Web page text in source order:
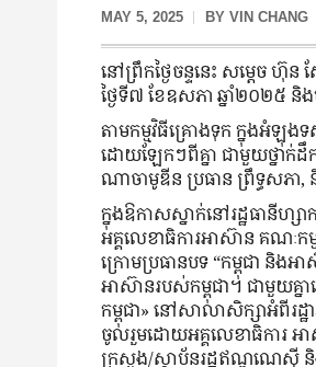
MAY 5, 2025 BY VIN CHANG
នៅព្រឹកថ្ងៃចន្ទនេះ សម្តេច
ថ្ងៃទី៧ ខែឧសភា ឆ្នាំ២០២៥ និង
តាមកម្មវិធីគ្រោងទុក ក្នុងអំឡុង
ដោយឡែកៗពីគ្នា ជាមួយថ្នា
ណាចាមូឌីន ប្រធាន ព្រឹទ្ធសភា,
ក្នុងឱកាសស្នាក់នៅរដ្ឋធានីហ្ស
អគ្គលេខាធិការអាស៊ាន គណៈក
ក្រោមប្រធានបទ “កម្ពុជា និង
អាស៊ានរបស់កម្ពុជា។ ជាមួយគ្ន
កម្ពុជា» នៅសាលាសិក្សាអំពីរដ្ឋ
ចូលរួមដោយអគ្គលេខាធិការ អ
ក្រសួង/ស្ថាប័នរដ្ឋឥណ្ឌូណេស៊ី